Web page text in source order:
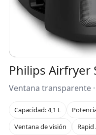
Philips Airfryer
Ventana transparente
Capacidad: 4,1 L
Ventana de visión
Rapid